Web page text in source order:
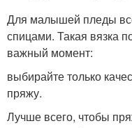
Для малышей пледы
спицами. Такая вязка
важный момент:
выбирайте только
пряжу.
Лучше всего, чтобы